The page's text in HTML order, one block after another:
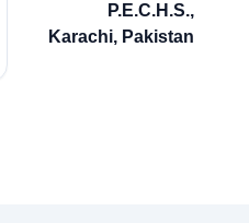
P.E.C.H.S.,
Karachi, Pakistan